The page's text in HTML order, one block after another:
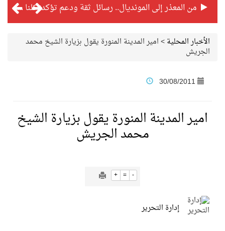
من المعذر إلى المونديال.. رسائل ثقة ودعم تؤكد: كلنا مع الأخضر
الأخبار المحلية>امير المدينة المنورة يقول بزيارة الشيخ محمد
الجريش
30/08/2011
امير المدينة المنورة يقول بزيارة الشيخ
محمد الجريش
+ = -
إدارة التحرير